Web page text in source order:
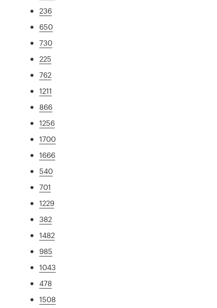
236
650
730
225
762
1211
866
1256
1700
1666
540
701
1229
382
1482
985
1043
478
1508